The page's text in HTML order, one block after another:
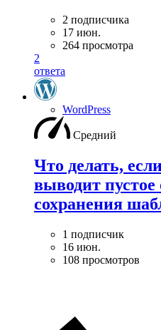
2 подписчика
17 июн.
264 просмотра
2
ответа
WordPress
Средний
Что делать,
выводит
сохранения
1 подписчик
16 июн.
108 просмотров